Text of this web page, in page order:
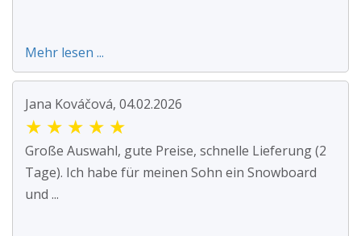
Mehr lesen ...
Jana Kováčová, 04.02.2026
★ ★ ★ ★ ★
Große Auswahl, gute Preise, schnelle Lieferung (2
Tage). Ich habe für meinen Sohn ein Snowboard
und ...